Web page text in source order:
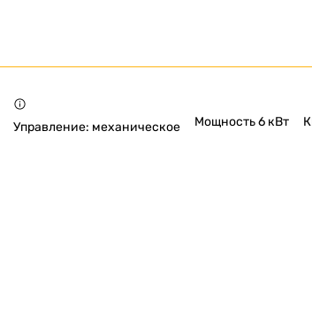
Управление: механическое Мощность 6 кВт